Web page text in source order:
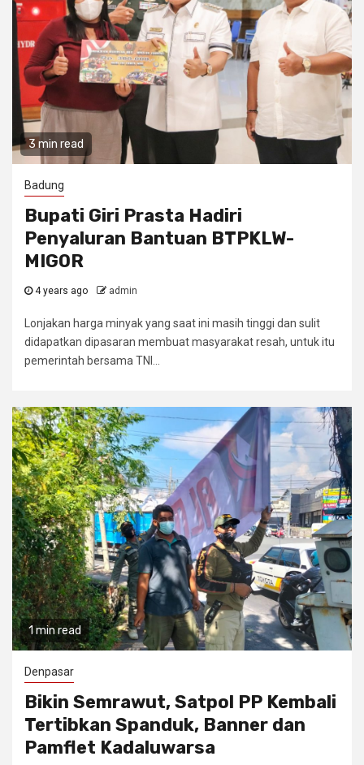
3 min read
Badung
Bupati Giri Prasta Hadiri
Penyaluran Bantuan BTPKLW-
MIGOR
4 years ago admin
Lonjakan harga minyak yang saat ini masih tinggi dan sulit
didapatkan dipasaran membuat masyarakat resah, untuk itu
pemerintah bersama TNI...
1 min read
Denpasar
Bikin Semrawut, Satpol PP Kembali
Tertibkan Spanduk, Banner dan
Pamflet Kadaluwarsa